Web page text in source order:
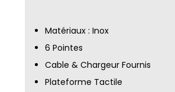
Matériaux : Inox
6 Pointes
Cable & Chargeur Fournis
Plateforme Tactile